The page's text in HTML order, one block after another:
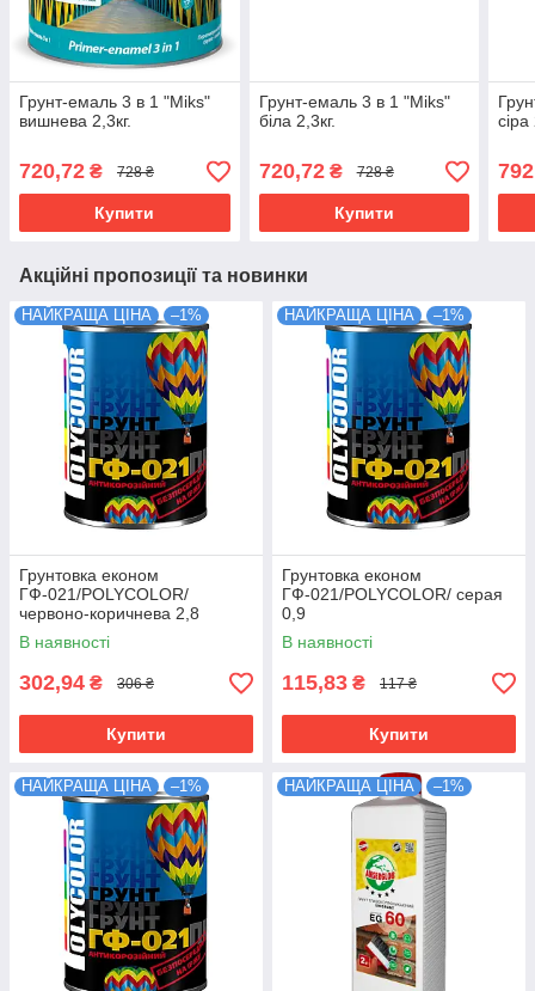
Грунт-емаль 3 в 1 "Miks"
вишнева 2,3кг.
720,72 ₴ 728 ₴
Купити
Грунт-емаль 3 в 1 "Miks"
біла 2,3кг.
720,72₴ 728 ₴
Купити
сіра
792
Акційні пропозиції та новинки
НАЙКРАЩА ЦІНА –1%
Грунтовка економ
ГФ-021/POLYCOLOR/
червоно-коричнева 2,8
В наявності
302,94 ₴ 306 ₴
Купити
НАЙКРАЩА ЦІНА –1%
Грунтовка економ
ГФ-021/POLYCOLOR/ серая
0,9
В наявності
115,83 ₴ 117 ₴
Купити
НАЙКРАЩА ЦІНА –1% НАЙКРАЩА ЦІНА –1%